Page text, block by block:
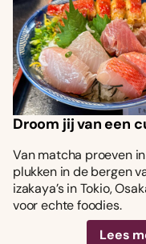
Droom jij van een
Van matcha proeven
plukken in de bergen
izakaya’s in Tokio,
voor echte foodies.
Lees